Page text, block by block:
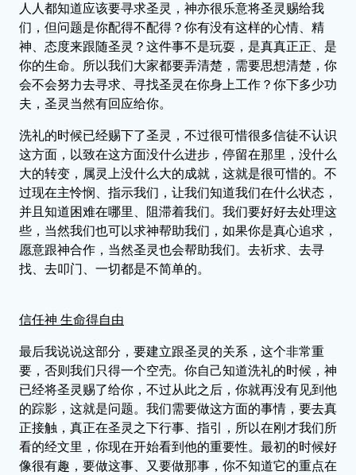
人人都知道应该要寻求圣灵，神亦很乐意将圣灵赐给我
们，但问题是你配得不配得？你有没有这样的心情、精
神、态度来跟随圣灵？这件事不是玩耍，是真真正正、是
你的生命。所以我们大家都要弄清楚，需要思想清楚，你
会不会努力去寻求、寻找圣灵在你身上工作？你下多少功
夫，圣灵当然有回应给你。
洗礼的时候已经赐下了圣灵，不过很可惜很多信徒不认识
这方面，以致在这方面没什么进步，停留在那里，没什么
大的转变，属灵上没什么大的成就，这就是很可惜的。不
过现在主怜悯、指示我们，让我们知道我们在什么状态，
并且知道困难在哪里、阻滞着我们。我们要好好去处理这
些，当然我们也可以求神帮助我们，如果你是真心追求，
愿意跟神合作，当然圣灵也会帮助我们。去祈求、去寻
找、去叩门、一切都是不简单的。
信任神 生命得自由
最后我说说这部分，要建立跟圣灵的关系，这个非常重
要，否则我们只得一个空壳。你自己知道洗礼的时候，神
已经将圣灵赐了给你，不过从此之后，你就再没有见到他
的踪影，这就是问题。我们需要做这方面的事情，要去真
正接触，真正在圣灵之下行事、指引，所以在刚才我们所
看的经文里，你现在开始看到他的重要性。最初的时候好
像很有趣，要做这事、又要做那事，你不知道它的重点在